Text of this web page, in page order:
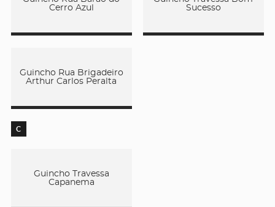
Cerro Azul
Sucesso
Guincho Rua Brigadeiro
Arthur Carlos Peralta
C
Guincho Travessa
Capanema